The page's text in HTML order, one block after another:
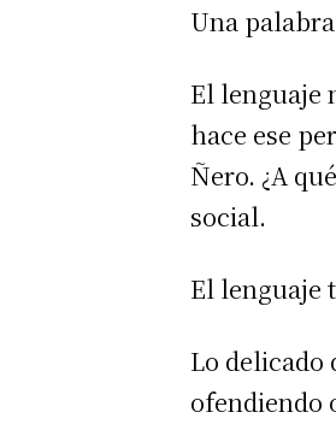
Una
El lenguaje
hace ese
Ñero. ¿A
social.
El lenguaje
Lo delicado
ofendiendo